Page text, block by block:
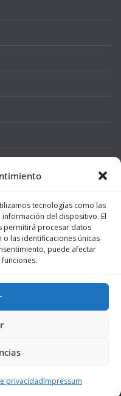
tecnologías como las
del dispositivo. El
permitirá procesar datos
las identificaciones únicas
puede afectar
privacidadImpressum
con